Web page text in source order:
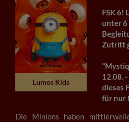
Lumos Kids
FSK 6!
unter 6
Zutritt
12.08.
dieses
für nur
Die Minions haben